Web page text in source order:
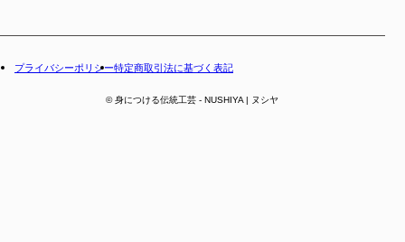
プライバシーポリシー特定商取引法に基づく表記
© 身につける伝統工芸 - NUSHIYA | ヌシヤ